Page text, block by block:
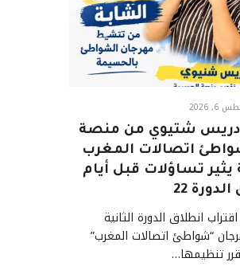
2026
شتيوي من منصة
اتصالات المغرب
تساؤلات قبل أيام
22
انطلاق الدورة الثانية
“شواطئ اتصالات المغرب”
تنظيمها…